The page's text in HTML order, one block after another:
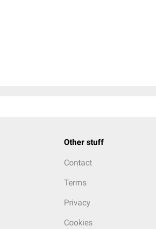
Other stuff
Contact
Terms
Privacy
Cookies